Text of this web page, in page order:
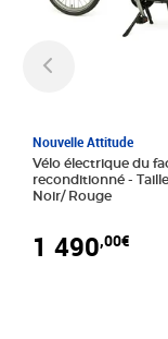
Nouvelle Attitude
Vélo électrique du
reconditionné - Taille normale -
Noir/ Rouge
1 490,00€